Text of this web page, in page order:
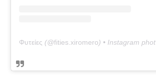
Φυτείες (@fities.xiromero) • Instagram photos and videos